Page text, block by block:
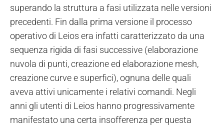
superando la struttura a fasi utilizzata nelle versioni
precedenti. Fin dalla prima versione il processo
operativo di Leios era infatti caratterizzato da una
sequenza rigida di fasi successive (elaborazione
nuvola di punti, creazione ed elaborazione mesh,
creazione curve e superfici), ognuna delle quali
aveva attivi unicamente i relativi comandi. Negli
anni gli utenti di Leios hanno progressivamente
manifestato una certa insofferenza per questa